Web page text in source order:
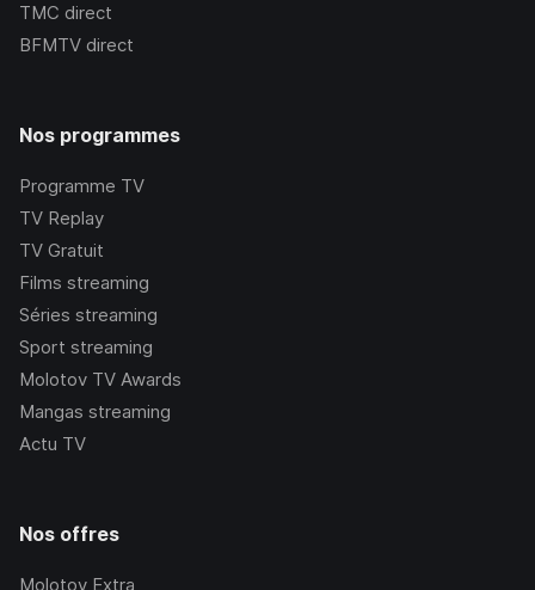
TMC direct
BFMTV direct
Nos programmes
Programme TV
TV Replay
TV Gratuit
Films streaming
Séries streaming
Sport streaming
Molotov TV Awards
Mangas streaming
Actu TV
Nos offres
Molotov Extra